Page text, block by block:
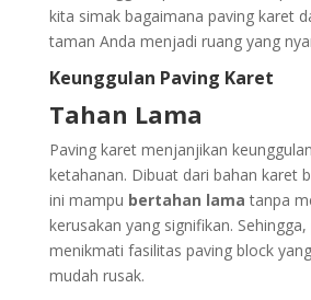
kita simak bagaimana paving karet
taman Anda menjadi ruang yang
Keunggulan Paving Karet
Tahan Lama
Paving karet menjanjikan
ketahanan. Dibuat dari bahan karet
ini mampu bertahan lama tanpa
kerusakan yang signifikan.
menikmati fasilitas paving block
mudah rusak.